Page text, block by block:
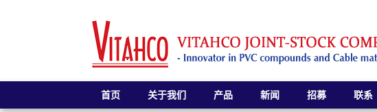
首页 关于我们 产品 新闻 招募 联系